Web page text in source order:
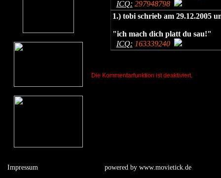
ICQ: 297948798
1.) tobi schrieb am 29.12.2005
"ich mach dich platt du sau!"
ICQ: 163339240
Die Kommentarfunktion ist deaktiviert.
Impressum powered by www.movietick.de